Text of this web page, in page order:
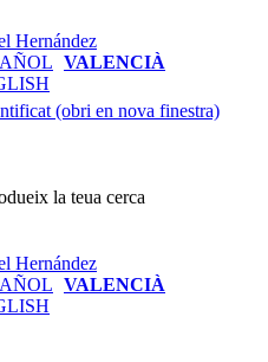
VALENCIÀ
(obri en nova finestra)
la teua cerca
VALENCIÀ